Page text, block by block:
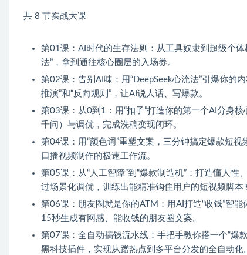
共 8 节实战大课
第01课：AI时代的生存法则：从工具奴隶到超级个
法”，拿到通往核心圈层的入场券。
第02课：告别AI味：用“DeepSeek心流法”引爆你的
推演”和“反向规则”，让AI说人话、写爆款。
第03课：从0到1：用“扣子”打造你的第一个AI分身
千问）与调优，完成洗稿变现闭环。
第04课：用“颜色词”重塑文案，三分钟搞定爆款短视
口播视频制作的极速工作流。
第05课：从“人工智障”到“爆款制造机”：打造懂人性
过场景化调优，训练出能精准钩住用户的短视频脚本
第06课：朋友圈就是你的ATM：用AI打造“收钱”智
15秒生成有网感、能收钱的朋友圈文案。
第07课：全自动搞钱流水线：手把手教你搭一个“爆
黑科技插件，实现从蹭热点到多平台分发的全自动化